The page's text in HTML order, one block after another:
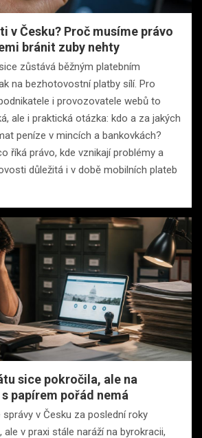
v Česku? Proč musíme právo
bránit zuby nehty
zůstává běžným platebním
na bezhotovostní platby sílí. Pro
i provozovatele webů to
ale i praktická otázka: kdo a za jakých
peníze v mincích a bankovkách?
říká právo, kde vznikají problémy a
důležitá i v době mobilních plateb
sice pokročila, ale na
papírem pořád nemá
správy v Česku za poslední roky
v praxi stále naráží na byrokracii,